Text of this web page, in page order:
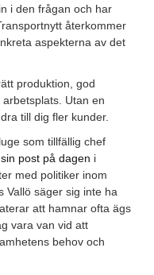
i den frågan och har
återkommer
aspekterna av det
produktion, god
Utan en
till dig fler kunder.
som tillfällig chef
post på dagen i
med politiker inom
Vallö säger sig inte ha
att hamnar ofta ägs
vara van vid att
behov och